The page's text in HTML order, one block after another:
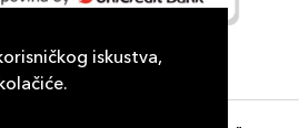
iskustva,